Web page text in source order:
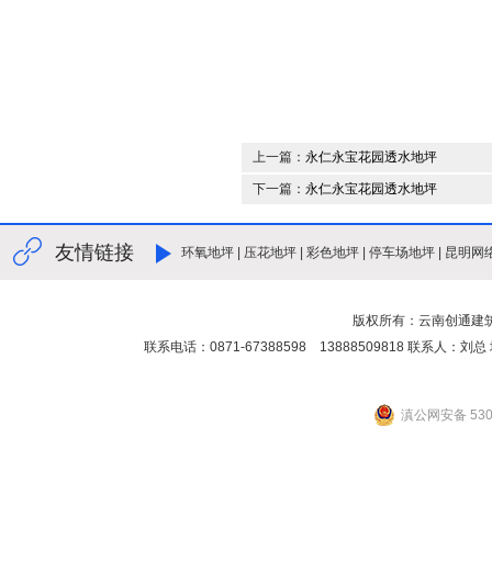
上一篇： 永仁永宝花园透水地坪
下一篇： 永仁永宝花园透水地坪
友情链接 环氧地坪 压花地坪 彩色地坪 停车场地坪 昆明网
版权所有：云南创通建
联系电话：0871-67388598 13888509818 联系人：刘总
滇公网安备